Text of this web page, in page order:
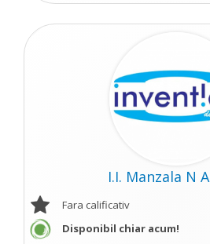
I.I. Manzala N
Fara calificativ
Disponibil chiar acum!